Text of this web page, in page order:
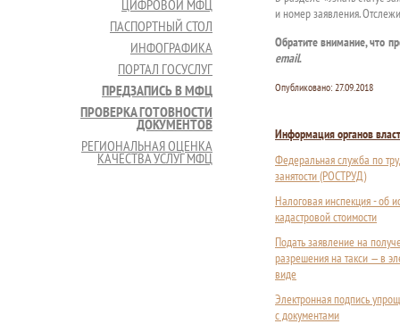
ЦИФРОВОЙ МФЦ
ПАСПОРТНЫЙ СТОЛ
ИНФОГРАФИКА
ПОРТАЛ ГОСУСЛУГ
ПРЕДЗАПИСЬ В МФЦ
ПРОВЕРКА ГОТОВНОСТИ
ДОКУМЕНТОВ
РЕГИОНАЛЬНАЯ ОЦЕНКА
КАЧЕСТВА УСЛУГ МФЦ
и номер заявления.
Обратите внимание, что
email.
Опубликовано: 27.09.2018
Информация органов
Федеральная служба по
занятости (РОСТРУД)
Налоговая инспекция - об
кадастровой стоимости
Подать заявление на
разрешения на такси — в
виде
Электронная подпись
с документами